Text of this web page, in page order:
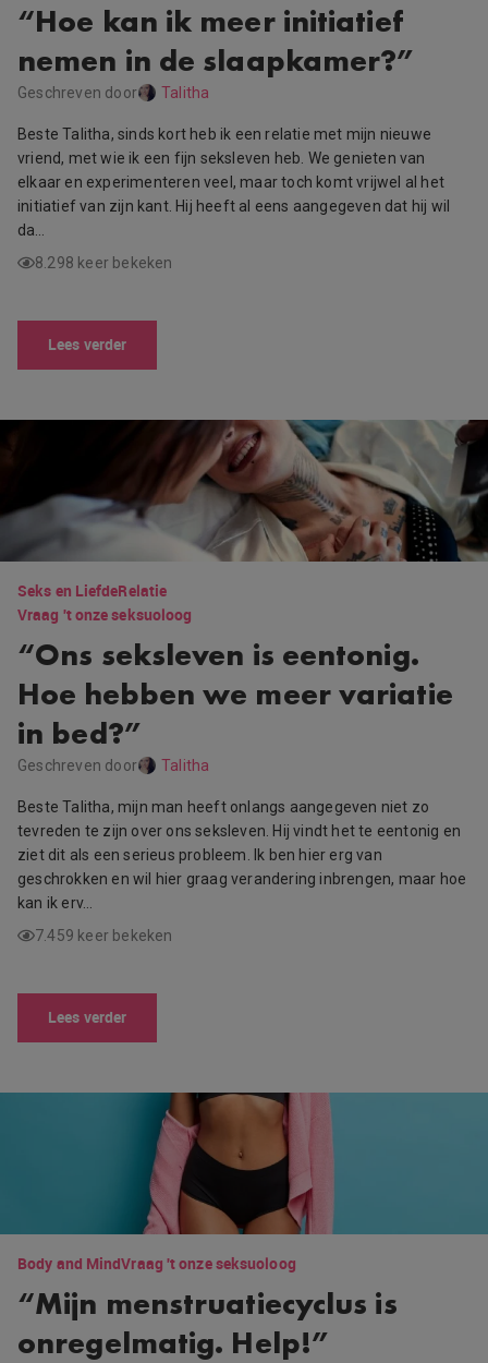
“Hoe kan ik meer initiatief
nemen in de slaapkamer?”
Geschreven door Talitha
Beste Talitha, sinds kort heb ik een relatie met mijn nieuwe
vriend, met wie ik een fijn seksleven heb. We genieten van
elkaar en experimenteren veel, maar toch komt vrijwel al het
initiatief van zijn kant. Hij heeft al eens aangegeven dat hij wil
da…
8.298 keer bekeken
Lees verder
Seks en LiefdeRelatie
Vraag 't onze seksuoloog
“Ons seksleven is eentonig.
Hoe hebben we meer variatie
in bed?”
Geschreven door Talitha
Beste Talitha, mijn man heeft onlangs aangegeven niet zo
tevreden te zijn over ons seksleven. Hij vindt het te eentonig en
ziet dit als een serieus probleem. Ik ben hier erg van
geschrokken en wil hier graag verandering inbrengen, maar hoe
kan ik erv…
7.459 keer bekeken
Lees verder
Body and MindVraag 't onze seksuoloog
“Mijn menstruatiecyclus is
onregelmatig. Help!”